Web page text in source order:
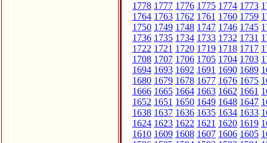
1778 1777 1776 1775 1774 1773
1764 1763 1762 1761 1760 1759
1750 1749 1748 1747 1746 1745
1736 1735 1734 1733 1732 1731
1722 1721 1720 1719 1718 1717
1708 1707 1706 1705 1704 1703
1694 1693 1692 1691 1690 1689
1680 1679 1678 1677 1676 1675
1666 1665 1664 1663 1662 1661
1652 1651 1650 1649 1648 1647
1638 1637 1636 1635 1634 1633
1624 1623 1622 1621 1620 1619
1610 1609 1608 1607 1606 1605